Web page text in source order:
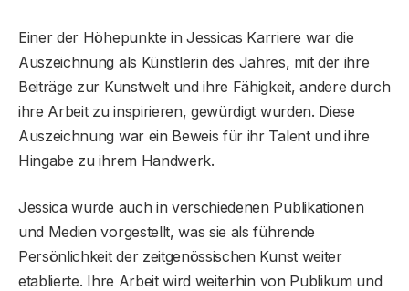
Einer der Höhepunkte in Jessicas Karriere war die
Auszeichnung als Künstlerin des Jahres, mit der ihre
Beiträge zur Kunstwelt und ihre Fähigkeit, andere durch
ihre Arbeit zu inspirieren, gewürdigt wurden. Diese
Auszeichnung war ein Beweis für ihr Talent und ihre
Hingabe zu ihrem Handwerk.
Jessica wurde auch in verschiedenen Publikationen
und Medien vorgestellt, was sie als führende
Persönlichkeit der zeitgenössischen Kunst weiter
etablierte. Ihre Arbeit wird weiterhin von Publikum und